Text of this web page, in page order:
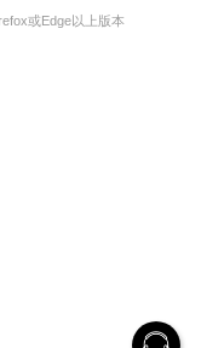
或Edge以上版本